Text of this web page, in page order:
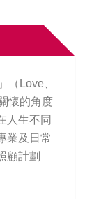
（Love、
懷的角度
人生不同
業及日常
顧計劃